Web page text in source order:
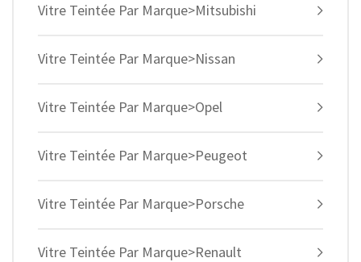
Vitre Teintée Par Marque>Mitsubishi
Vitre Teintée Par Marque>Nissan
Vitre Teintée Par Marque>Opel
Vitre Teintée Par Marque>Peugeot
Vitre Teintée Par Marque>Porsche
Vitre Teintée Par Marque>Renault